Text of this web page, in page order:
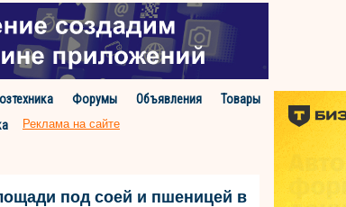
Форумы Объявления
Товары
Реклама на сайте
под соей и пшеницей в